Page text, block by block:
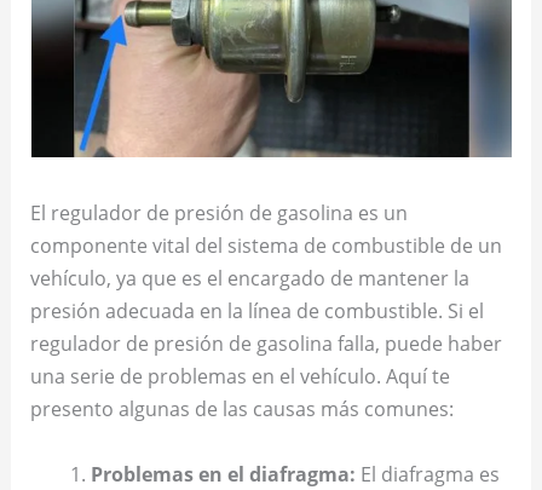
El regulador de presión de gasolina es un
componente vital del sistema de combustible de un
vehículo, ya que es el encargado de mantener la
presión adecuada en la línea de combustible. Si el
regulador de presión de gasolina falla, puede haber
una serie de problemas en el vehículo. Aquí te
presento algunas de las causas más comunes:
Problemas en el diafragma: El diafragma es